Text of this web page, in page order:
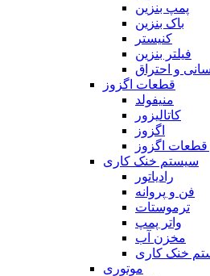
پمپ بنزین
باک بنزین
کنیستر
فیلتر بنزین
و احتراق
قطعات اگزوز
منیفولد
کاتالیزور
اگزوز
قطعات اگزوز
سیستم خنک کاری
رادیاتور
فن و پروانه
ترموستات
واتر پمپ
مخزن آب
خنک کاری
موتوری